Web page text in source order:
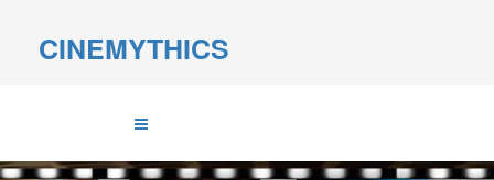
CINEMYTHICS